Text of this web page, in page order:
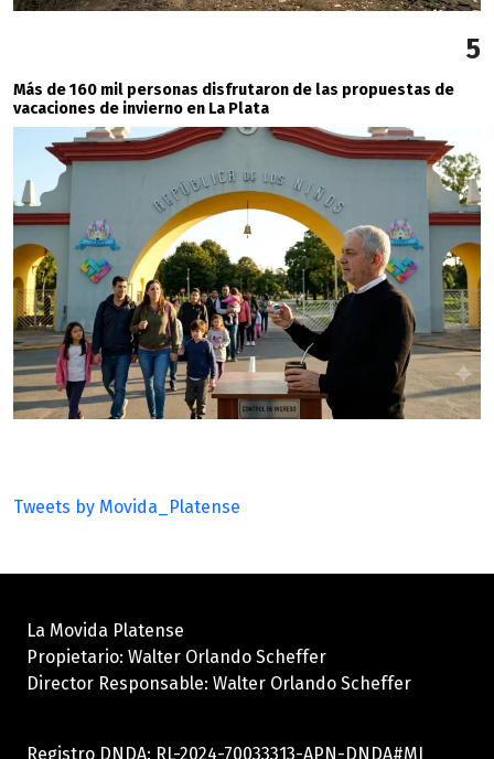
5
Más de 160 mil personas disfrutaron de las propuestas de
vacaciones de invierno en La Plata
Tweets by Movida_Platense
La Movida Platense
Propietario: Walter Orlando Scheffer
Director Responsable: Walter Orlando Scheffer
Registro DNDA: RL-2024-70033313-APN-DNDA#MJ